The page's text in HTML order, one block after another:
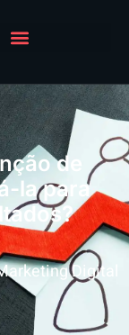
de
la para
Digital